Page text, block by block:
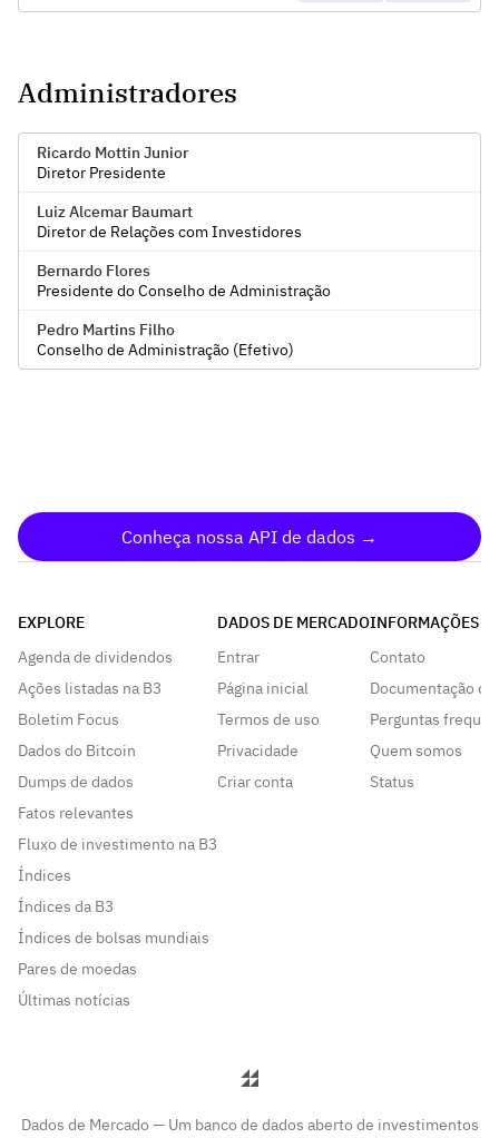
Administradores
Ricardo Mottin Junior
Diretor Presidente
Luiz Alcemar Baumart
Diretor de Relações com Investidores
Bernardo Flores
Presidente do Conselho de Administração
Pedro Martins Filho
Conselho de Administração (Efetivo)
Conheça nossa API de dados →
EXPLORE
Agenda de dividendos
Ações listadas na B3
Boletim Focus
Dados do Bitcoin
Dumps de dados
Fatos relevantes
Fluxo de investimento na B3
Índices
Índices da B3
Índices de bolsas mundiais
Pares de moedas
Últimas notícias
DADOS DE MERCADO
Entrar
Página inicial
Termos de uso
Privacidade
Criar conta
INFORMAÇÕES
Contato
Documentação da
Perguntas
Quem somos
Status
Dados de Mercado — Um banco de dados aberto de investimentos